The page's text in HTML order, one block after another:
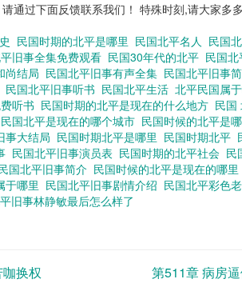
通过下面反馈联系我们！ 特殊时刻,请大家多
民国时期的北平是哪里 民国北平名人 民国
旧事全集免费观看 民国30年代的北平 民国
尚结局 民国北平旧事有声全集 民国北平旧事
民国北平旧事听书 民国北平生活 北平民国属
听书 民国时期的北平是现在的什么地方 民国
民国北平是现在的哪个城市 民国时候的北平是
事大结局 民国时期北平是哪里 民国时期北平
民国北平旧事演员表 民国时期的北平社会 民
国北平旧事简介 民国时候的北平是现在的哪里
于哪里 民国北平旧事剧情介绍 民国北平彩色
旧事林静敏最后怎么样了
换权 第511章 病房